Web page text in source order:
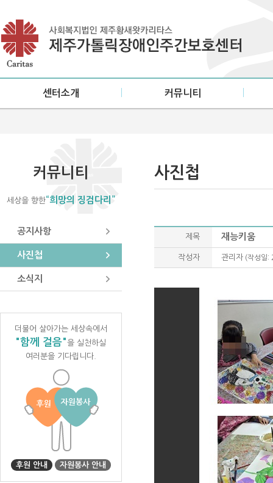
센터소개
이용안내
오시는 길
커뮤니티
커뮤니티
세상을 향한“희망의 징검다리”
공지사항
사진첩
소식지
더불어 살아가는 세상속에서
"함께 걸음"을 실천하실
여러분을 기다립니다.
후원 안내 자원봉사 안내
사진첩
제목 재능키움
작성자 관리자 (작성일